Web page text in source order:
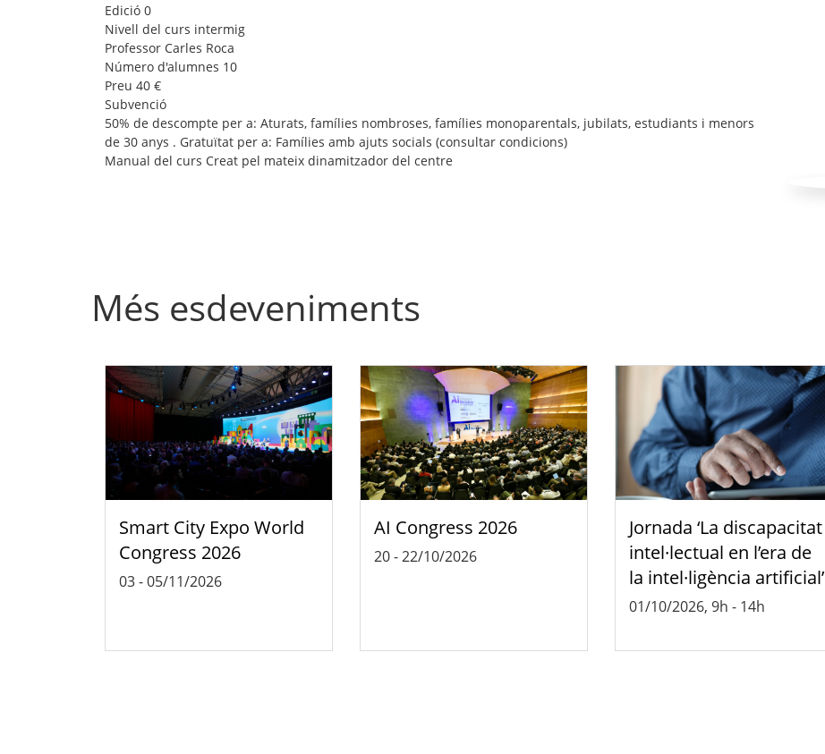
Edició 0
Nivell del curs intermig
Professor Carles Roca
Número d'alumnes 10
Preu 40 €
Subvenció
50% de descompte per a: Aturats, famílies nombroses, famílies monoparentals, jubilats, estudiants i menors
de 30 anys . Gratuïtat per a: Famílies amb ajuts socials (consultar condicions)
Manual del curs Creat pel mateix dinamitzador del centre
Més esdeveniments
Smart City Expo World
Congress 2026
03-05/11/2026
AI Congress 2026
20-22/10/2026
Jornada ‘La discapacitat
intel·lectual en l’era de
la intel·ligència artificial’
01/10/2026, 9h - 14h